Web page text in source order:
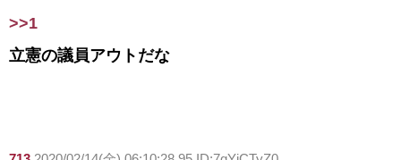
>>1
立憲の議員アウトだな